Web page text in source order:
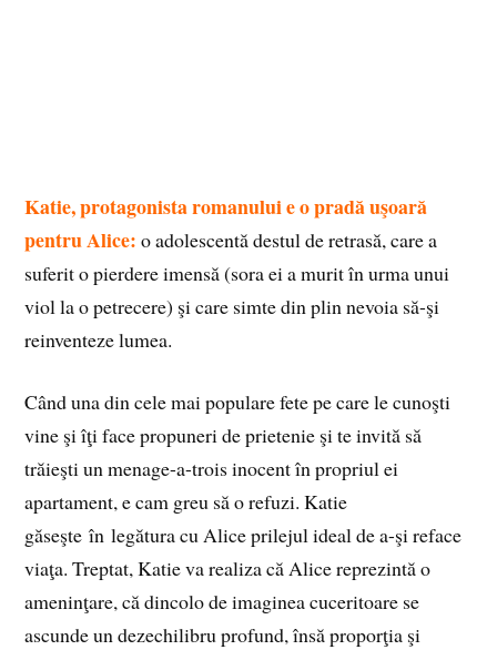
Katie, protagonista romanului e o pradă uşoară
pentru Alice:o adolescentă destul de retrasă, care a
suferit o pierdere imensă (sora ei a murit în urma unui
viol la o petrecere) şi care simte din plin nevoia să-şi
reinventeze lumea.
Când una din cele mai populare fete pe care le cunoşti
vine şi îţi face propuneri de prietenie şi te invită să
trăieşti un menage-a-trois inocent în propriul ei
apartament, e cam greu să o refuzi. Katie
găseşte în legătura cu Alice prilejul ideal de a-şi reface
viaţa. Treptat, Katie va realiza că Alice reprezintă o
ameninţare, că dincolo de imaginea cuceritoare se
ascunde un dezechilibru profund, însă proporţia şi